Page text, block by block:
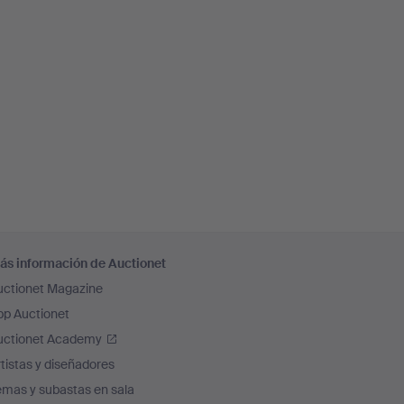
información de Auctionet
Magazine
Auctionet
Academy
y diseñadores
y subastas en sala